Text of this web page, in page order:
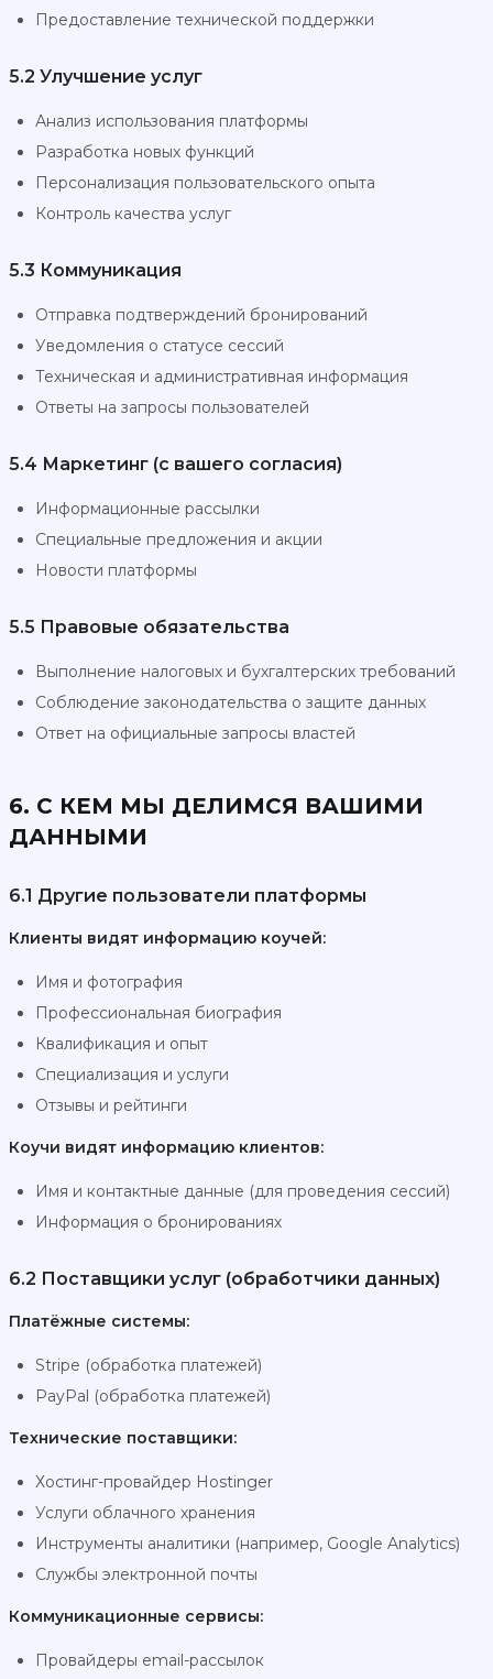
Предоставление технической поддержки
5.2 Улучшение услуг
Анализ использования платформы
Разработка новых функций
Персонализация пользовательского опыта
Контроль качества услуг
5.3 Коммуникация
Отправка подтверждений бронирований
Уведомления о статусе сессий
Техническая и административная информация
Ответы на запросы пользователей
5.4 Маркетинг (с вашего согласия)
Информационные рассылки
Специальные предложения и акции
Новости платформы
5.5 Правовые обязательства
Выполнение налоговых и бухгалтерских требований
Соблюдение законодательства о защите данных
Ответ на официальные запросы властей
6. С КЕМ МЫ ДЕЛИМСЯ ВАШИМИ
ДАННЫМИ
6.1 Другие пользователи платформы
Клиенты видят информацию коучей:
Имя и фотография
Профессиональная биография
Квалификация и опыт
Специализация и услуги
Отзывы и рейтинги
Коучи видят информацию клиентов:
Имя и контактные данные (для проведения сессий)
Информация о бронированиях
6.2 Поставщики услуг (обработчики данных)
Платёжные системы:
Stripe (обработка платежей)
PayPal (обработка платежей)
Технические поставщики:
Хостинг-провайдер Hostinger
Услуги облачного хранения
Инструменты аналитики (например, Google Analytics)
Службы электронной почты
Коммуникационные сервисы:
Провайдеры email-рассылок